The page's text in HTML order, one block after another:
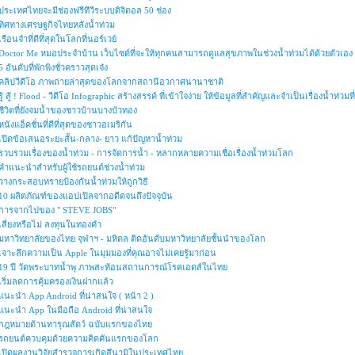
ระเทศไทยจะมีช่องฟรีทีวีระบบดิจิตอล 50 ช่อง
ศทางเศรษฐกิจไทยหลังน้ำท่วม
รือนจำที่ดีที่สุดในโลกที่นอร์เวย์
Me หมอประจำบ้าน เว็บไซต์ที่จะให้ทุกคนสามารถดูแลสุขภาพในช่วงน้ำท่วมได้ด้วยตัวเอง
อันดับที่พักพิงชั่วคราวสุดเจ๋ง
ลิปวีดีโอ ภาพถ่ายล่าสุดของโลกจากสถานีอวกาศนานาชาติ
สู้ ! Flood - วีดีโอ Infographic สร้างสรรค์ ที่เข้าใจง่าย ให้ข้อมูลที่สำคัญและจำเป็นเรื่องน้ำท่วม
วิตที่ยังจมน้ำของชาวบ้านบางบัวทอง
นังแอ็คชั่นที่ดีที่สุดของชาวอเมริกัน
ปิดข้อเสนอระยะสั้น-กลาง- ยาว แก้ปัญหาน้ำท่วม
วบรวมเรื่องของน้ำท่วม - การจัดการน้ำ - หลากหลายความเชื่อเรื่องน้ำท่วมโลก
ำแนะนำสำหรับผู้ใช้รถยนต์ช่วงน้ำท่วม
างกระสอบทรายป้องกันน้ำท่วมให้ถูกวิธี
ผลิตภัณฑ์ของแอปเปิลจากอดีตจนถึงปัจจุบัน
ารจากไปของ " STEVE JOBS"
สี่ยงหรือไม่ ลงทุนในทองคำ
หาวิทยาลัยของไทย จุฬาฯ - มหิดล ติดอันดับมหาวิทยาลัยชั้นนำของโลก
จาะลึกความเป็น Apple ในมุมมองที่คุณอาจไม่เคยรู้มาก่อน
ปี วัดพระบาทน้ำพุ ภาพสะท้อนสถานการณ์โรคเอดส์ในไทย
ริ่มลดการคุ้มครองเงินฝากแล้ว
นะนำ App Android ที่น่าสนใจ ( หน้า 2 )
นะนำ App ในมือถือ Android ที่น่าสนใจ
ฎหมายต้านทารุณสัตว์ ฉบับแรกของไทย
ถยนต์ควบคุมด้วยความคิดคันแรกของโลก
ปิดผลงานวิจัยสำรวจการเกิดสึนามิในประเทศไทย